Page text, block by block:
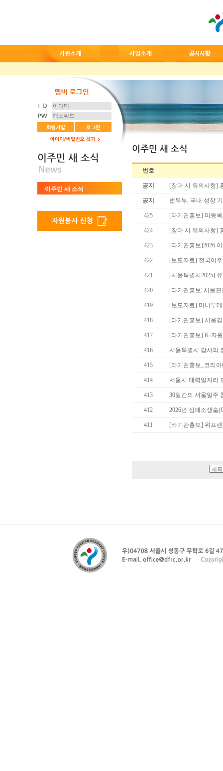
이주민 새 소식
번호
공지 [장마 시 유의사항]
공지 법무부, 국내 성장
425 [타기관홍보] 미등
424 [장마 시 유의사항]
423 [타기관홍보]2026
422 [보도자료] 전국이
421 [서울특별시2025]
420 [타기관홍보' 서울
419 [보도자료] 머니투
418 [타기관홍보] 서울
417 [타기관홍보] K-자
416 서울특별시 감사의
415 [타기관홍보_코리
414 서울시 매력일자리
413 30일간의 서울일주
412 2026년 심폐소생술
411 [타기관홍보] 위프